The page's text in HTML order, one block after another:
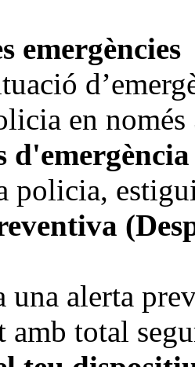
emergències
en només
d'emergència
policia,
una alerta
amb total